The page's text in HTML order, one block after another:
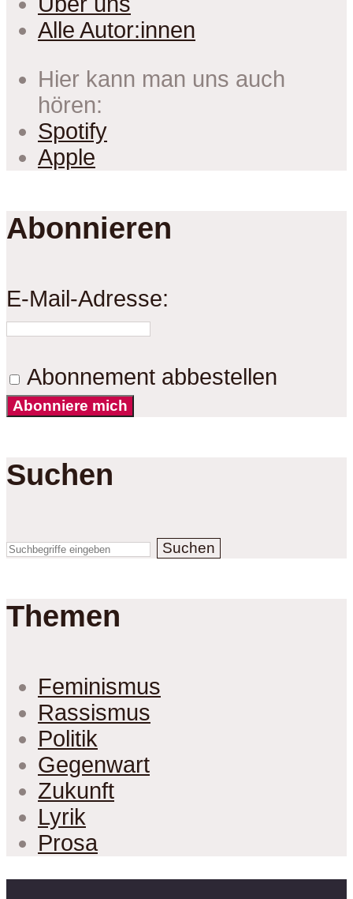
Alle Autor:innen
Hier kann man uns auch
hören:
Spotify
Apple
Abonnieren
E-Mail-Adresse:
Abonnement abbestellen
Abonniere mich
Suchen
Suchen
Themen
Feminismus
Rassismus
Politik
Gegenwart
Zukunft
Lyrik
Prosa